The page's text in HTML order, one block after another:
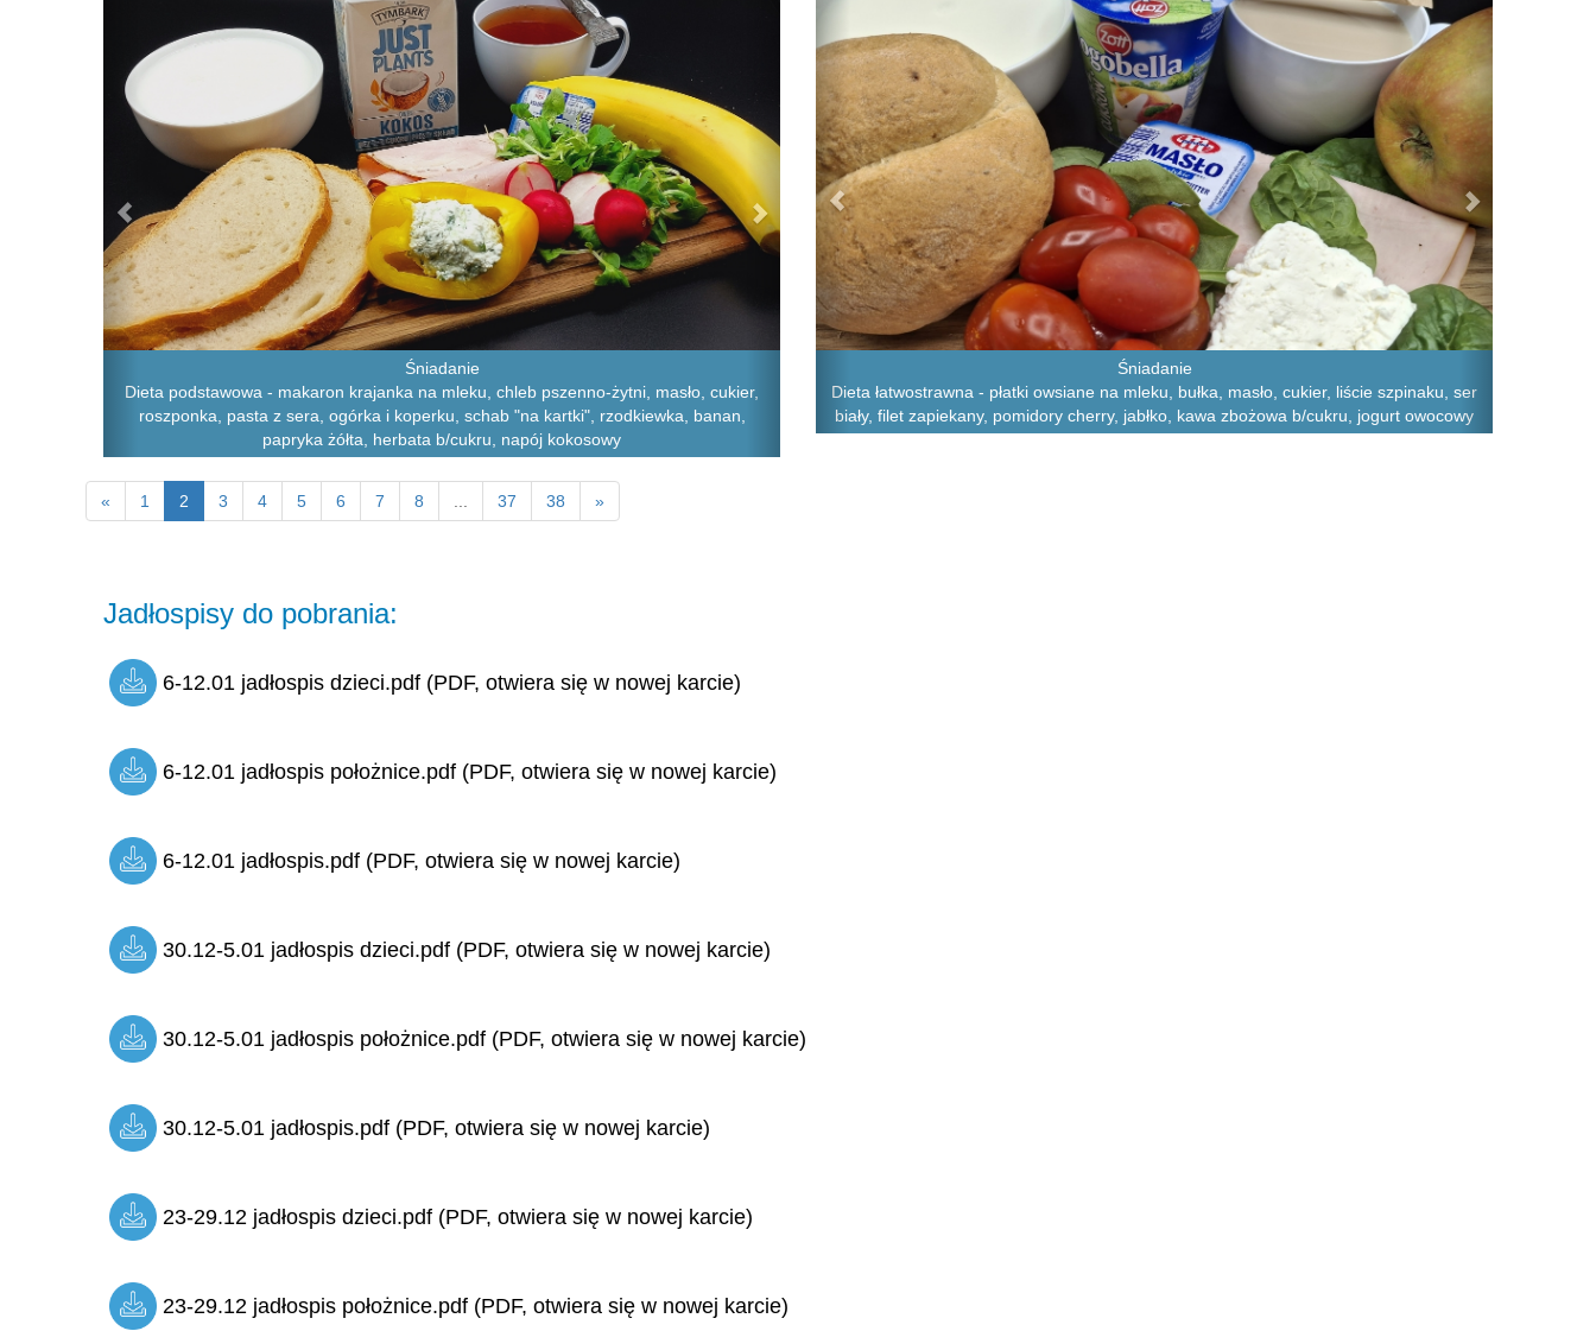
Śniadanie
Dieta podstawowa - makaron krajanka na mleku, chleb pszenno-żytni, masło, cukier,
roszponka, pasta z sera, ogórka i koperku, schab "na kartki", rzodkiewka, banan,
papryka żółta, herbata b/cukru, napój kokosowy
Śniadanie
Dieta łatwostrawna - płatki owsiane na mleku, bułka, masło, cukier, liście szpinaku, ser
biały, filet zapiekany, pomidory cherry, jabłko, kawa zbożowa b/cukru, jogurt owocowy
« 1 2 3 4 5 6 7 8 37 38 »
Jadłospisy do pobrania:
6-12.01 jadłospis dzieci.pdf (PDF, otwiera się w nowej karcie)
6-12.01 jadłospis położnice.pdf (PDF, otwiera się w nowej karcie)
6-12.01 jadłospis.pdf (PDF, otwiera się w nowej karcie)
30.12-5.01 jadłospis dzieci.pdf (PDF, otwiera się w nowej karcie)
30.12-5.01 jadłospis położnice.pdf (PDF, otwiera się w nowej karcie)
30.12-5.01 jadłospis.pdf (PDF, otwiera się w nowej karcie)
23-29.12 jadłospis dzieci.pdf (PDF, otwiera się w nowej karcie)
23-29.12 jadłospis położnice.pdf (PDF, otwiera się w nowej karcie)